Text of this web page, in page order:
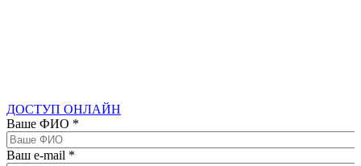
ДОСТУП ОНЛАЙН
Ваше ФИО *
Ваш e-mail *